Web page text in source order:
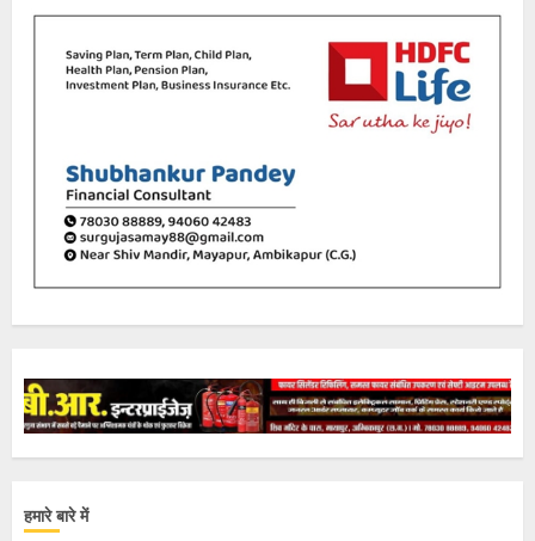
हमारे बारे में